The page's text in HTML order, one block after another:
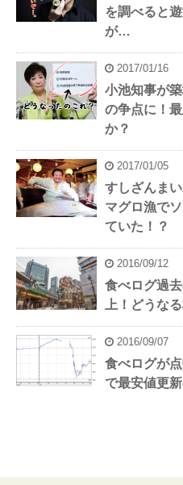
を調べると
が…
2017/01/16
小池知事が
の争点に！
か？
2017/01/05
すしざんま
マグロ漁で
ていた！？
2016/09/12
食べログ過
上！どうな
2016/09/07
食べログが
で最安値更